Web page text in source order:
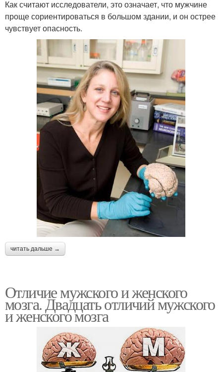
Как считают исследователи, это означает, что мужчине
проще сориентироваться в большом здании, и он острее
чувствует опасность.
читать дальше →
Отличие мужского и женского
мозга. Двадцать отличий мужского
и женского мозга